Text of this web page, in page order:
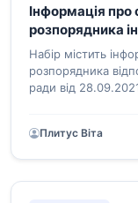
Інформація про
розпорядника
ради
Набір містить
розпорядника
ради від
Плитус Віта